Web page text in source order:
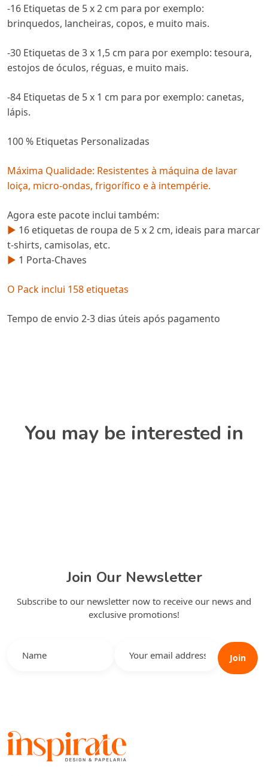
-16 Etiquetas de 5 x 2 cm para por exemplo:
brinquedos, lancheiras, copos, e muito mais.
-30 Etiquetas de 3 x 1,5 cm para por exemplo: tesoura,
estojos de óculos, réguas, e muito mais.
-84 Etiquetas de 5 x 1 cm para por exemplo: canetas,
lápis.
100 % Etiquetas Personalizadas
Máxima Qualidade: Resistentes à máquina de lavar
loiça, micro-ondas, frigorífico e à intempérie.
Agora este pacote inclui também:
► 16 etiquetas de roupa de 5 x 2 cm, ideais para marcar
t-shirts, camisolas, etc.
► 1 Porta-Chaves
O Pack inclui 158 etiquetas
Tempo de envio 2-3 dias úteis após pagamento
You may be interested in
Join Our Newsletter
Subscribe to our newsletter now to receive our news and
exclusive promotions!
Join